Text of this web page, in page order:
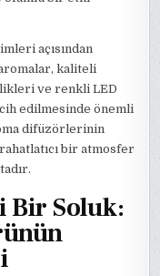
açısından
kaliteli
ve renkli LED
edilmesinde önemli
difüzörlerinin
bir atmosfer
Bir Soluk: